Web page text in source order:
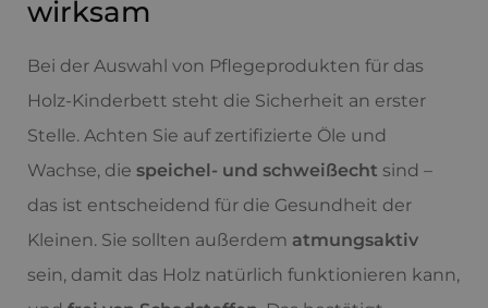
wirksam
Bei der Auswahl von Pflegeprodukten für das
Holz-Kinderbett steht die Sicherheit an erster
Stelle. Achten Sie auf zertifizierte Öle und
Wachse, die speichel- und schweißecht sind –
das ist entscheidend für die Gesundheit der
Kleinen. Sie sollten außerdem atmungsaktiv
sein, damit das Holz natürlich funktionieren kann,